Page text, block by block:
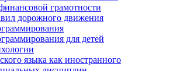
грамотности
дорожного движения
для детей
языка как иностранного